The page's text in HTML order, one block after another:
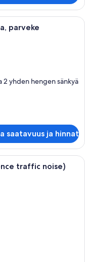
jossa on kaksi erillistä
parveke
2 yhden hengen sänkyä
saatavuus ja hinnat
jossa on suuri sänky,
traffic noise)